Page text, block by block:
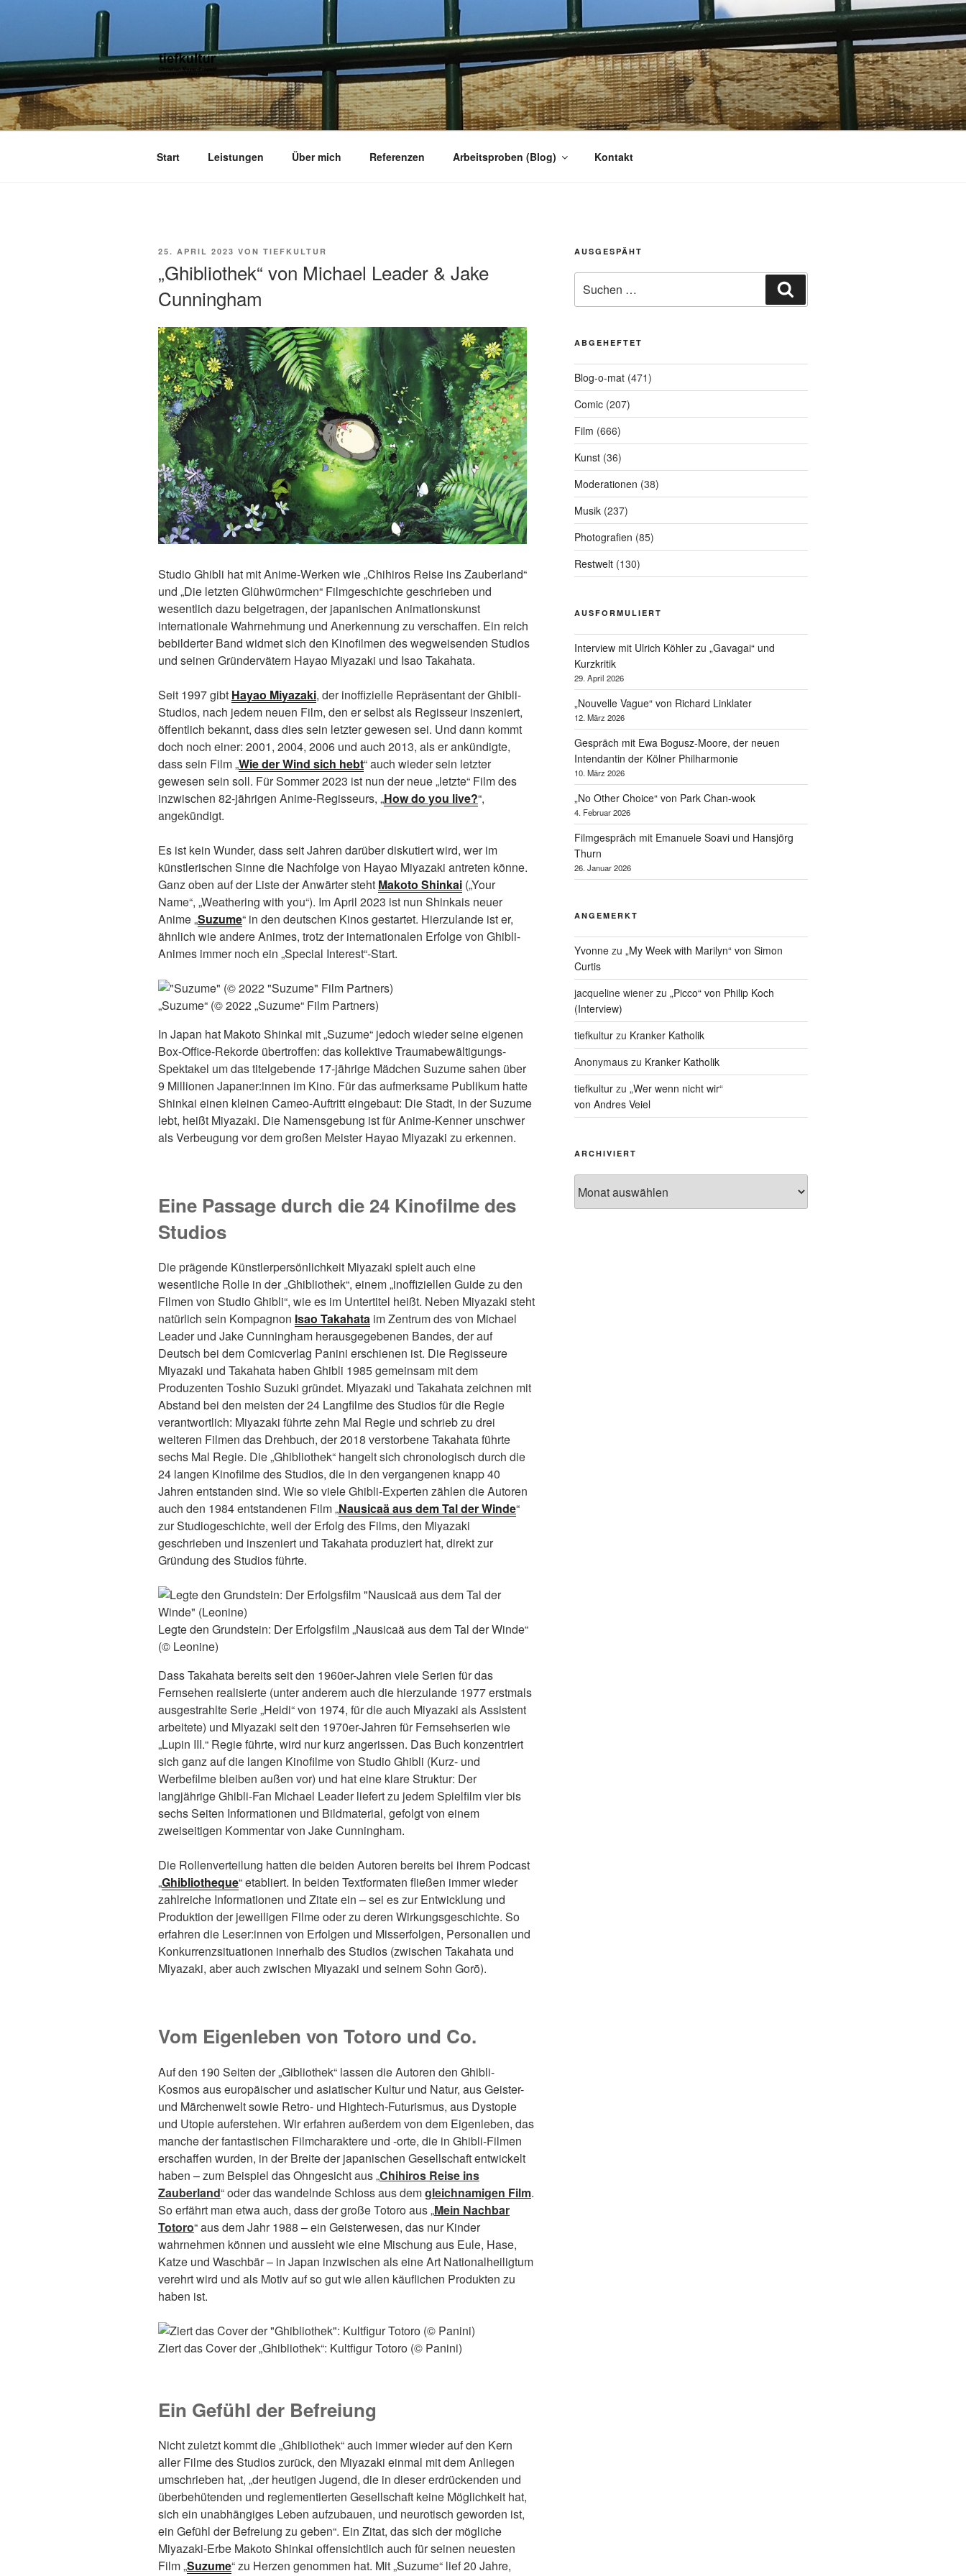
TIEFKULTUR
kulturjournalist kurator moderator
Start Leistungen Über mich Referenzen Arbeitsproben (Blog) Kontakt
VERÖFFENTLICHT
25. APRIL 2023 VON TIEFKULTUR
„Ghibliothek“ von Michael Leader & Jake
Cunningham
Studio Ghibli hat mit Anime-Werken wie „Chihiros Reise ins Zauberland“
und „Die letzten Glühwürmchen“ Filmgeschichte geschrieben und
wesentlich dazu beigetragen, der japanischen Animationskunst
internationale Wahrnehmung und Anerkennung zu verschaffen. Ein reich
bebilderter Band widmet sich den Kinofilmen des wegweisenden Studios
und seinen Gründervätern Hayao Miyazaki und Isao Takahata.
Seit 1997 gibt Hayao Miyazaki, der inoffizielle Repräsentant der Ghibli-
Studios, nach jedem neuen Film, den er selbst als Regisseur inszeniert,
öffentlich bekannt, dass dies sein letzter gewesen sei. Und dann kommt
doch noch einer: 2001, 2004, 2006 und auch 2013, als er ankündigte,
dass sein Film „Wie der Wind sich hebt“ auch wieder sein letzter
gewesen sein soll. Für Sommer 2023 ist nun der neue „letzte“ Film des
inzwischen 82-jährigen Anime-Regisseurs, „How do you live?“,
angekündigt.
Es ist kein Wunder, dass seit Jahren darüber diskutiert wird, wer im
künstlerischen Sinne die Nachfolge von Hayao Miyazaki antreten könne.
Ganz oben auf der Liste der Anwärter steht Makoto Shinkai („Your
Name“, „Weathering with you“). Im April 2023 ist nun Shinkais neuer
Anime „Suzume“ in den deutschen Kinos gestartet. Hierzulande ist er,
ähnlich wie andere Animes, trotz der internationalen Erfolge von Ghibli-
Animes immer noch ein „Special Interest“-Start.
„Suzume“ (© 2022 „Suzume“ Film Partners)
In Japan hat Makoto Shinkai mit „Suzume“ jedoch wieder seine eigenen
Box-Office-Rekorde übertroffen: das kollektive Traumabewältigungs-
Spektakel um das titelgebende 17-jährige Mädchen Suzume sahen über
9 Millionen Japaner:innen im Kino. Für das aufmerksame Publikum hatte
Shinkai einen kleinen Cameo-Auftritt eingebaut: Die Stadt, in der Suzume
lebt, heißt Miyazaki. Die Namensgebung ist für Anime-Kenner unschwer
als Verbeugung vor dem großen Meister Hayao Miyazaki zu erkennen.
Eine Passage durch die 24 Kinofilme des
Studios
Die prägende Künstlerpersönlichkeit Miyazaki spielt auch eine
wesentliche Rolle in der „Ghibliothek“, einem „inoffiziellen Guide zu den
Filmen von Studio Ghibli“, wie es im Untertitel heißt. Neben Miyazaki steht
natürlich sein Kompagnon Isao Takahata im Zentrum des von Michael
Leader und Jake Cunningham herausgegebenen Bandes, der auf
Deutsch bei dem Comicverlag Panini erschienen ist. Die Regisseure
Miyazaki und Takahata haben Ghibli 1985 gemeinsam mit dem
Produzenten Toshio Suzuki gründet. Miyazaki und Takahata zeichnen mit
Abstand bei den meisten der 24 Langfilme des Studios für die Regie
verantwortlich: Miyazaki führte zehn Mal Regie und schrieb zu drei
weiteren Filmen das Drehbuch, der 2018 verstorbene Takahata führte
sechs Mal Regie. Die „Ghibliothek“ hangelt sich chronologisch durch die
24 langen Kinofilme des Studios, die in den vergangenen knapp 40
Jahren entstanden sind. Wie so viele Ghibli-Experten zählen die Autoren
auch den 1984 entstandenen Film „Nausicaä aus dem Tal der Winde“
zur Studiogeschichte, weil der Erfolg des Films, den Miyazaki
geschrieben und inszeniert und Takahata produziert hat, direkt zur
Gründung des Studios führte.
Legte den Grundstein: Der Erfolgsfilm „Nausicaä aus dem Tal der Winde“
(© Leonine)
Dass Takahata bereits seit den 1960er-Jahren viele Serien für das
Fernsehen realisierte (unter anderem auch die hierzulande 1977 erstmals
ausgestrahlte Serie „Heidi“ von 1974, für die auch Miyazaki als Assistent
arbeitete) und Miyazaki seit den 1970er-Jahren für Fernsehserien wie
„Lupin III.“ Regie führte, wird nur kurz angerissen. Das Buch konzentriert
sich ganz auf die langen Kinofilme von Studio Ghibli (Kurz- und
Werbefilme bleiben außen vor) und hat eine klare Struktur: Der
langjährige Ghibli-Fan Michael Leader liefert zu jedem Spielfilm vier bis
sechs Seiten Informationen und Bildmaterial, gefolgt von einem
zweiseitigen Kommentar von Jake Cunningham.
Die Rollenverteilung hatten die beiden Autoren bereits bei ihrem Podcast
„Ghibliotheque“ etabliert. In beiden Textformaten fließen immer wieder
zahlreiche Informationen und Zitate ein – sei es zur Entwicklung und
Produktion der jeweiligen Filme oder zu deren Wirkungsgeschichte. So
erfahren die Leser:innen von Erfolgen und Misserfolgen, Personalien und
Konkurrenzsituationen innerhalb des Studios (zwischen Takahata und
Miyazaki, aber auch zwischen Miyazaki und seinem Sohn Gorō).
Vom Eigenleben von Totoro und Co.
Auf den 190 Seiten der „Gibliothek“ lassen die Autoren den Ghibli-
Kosmos aus europäischer und asiatischer Kultur und Natur, aus Geister-
und Märchenwelt sowie Retro- und Hightech-Futurismus, aus Dystopie
und Utopie auferstehen. Wir erfahren außerdem von dem Eigenleben, das
manche der fantastischen Filmcharaktere und -orte, die in Ghibli-Filmen
erschaffen wurden, in der Breite der japanischen Gesellschaft entwickelt
haben – zum Beispiel das Ohngesicht aus „Chihiros Reise ins
Zauberland“ oder das wandelnde Schloss aus demgleichnamigen Film.
So erfährt man etwa auch, dass der große Totoro aus „Mein Nachbar
Totoro“ aus dem Jahr 1988 – ein Geisterwesen, das nur Kinder
wahrnehmen können und aussieht wie eine Mischung aus Eule, Hase,
Katze und Waschbär – in Japan inzwischen als eine Art Nationalheiligtum
verehrt wird und als Motiv auf so gut wie allen käuflichen Produkten zu
haben ist.
Ziert das Cover der „Ghibliothek“: Kultfigur Totoro (© Panini)
Ein Gefühl der Befreiung
Nicht zuletzt kommt die „Ghibliothek“ auch immer wieder auf den Kern
aller Filme des Studios zurück, den Miyazaki einmal mit dem Anliegen
umschrieben hat, „der heutigen Jugend, die in dieser erdrückenden und
überbehütenden und reglementierten Gesellschaft keine Möglichkeit hat,
sich ein unabhängiges Leben aufzubauen, und neurotisch geworden ist,
ein Gefühl der Befreiung zu geben“. Ein Zitat, das sich der mögliche
Miyazaki-Erbe Makoto Shinkai offensichtlich auch für seinen neuesten
Film „Suzume“ zu Herzen genommen hat. Mit „Suzume“ lief 20 Jahre,
AUSGESPÄHT
nach:
ABGEHEFTET
Blog-o-mat(471)
Comic(207)
Film (666)
Kunst(36)
Moderationen (38)
Musik(237)
Photografien (85)
Restwelt(130)
AUSFORMULIERT
Interview mit Ulrich Köhler zu „Gavagai“ und
Kurzkritik
29. April 2026
„Nouvelle Vague“ von Richard Linklater
12. März 2026
Gespräch mit Ewa Bogusz-Moore, der neuen
Intendantin der Kölner Philharmonie
10. März 2026
„No Other Choice“ von Park Chan-wook
4. Februar 2026
Filmgespräch mit Emanuele Soavi und Hansjörg
Thurn
26. Januar 2026
ANGEMERKT
Yvonnezu „My Week with Marilyn“ von Simon
Curtis
jacqueline wienerzu „Picco“ von Philip Koch
(Interview)
tiefkulturzu Kranker Katholik
Anonymauszu Kranker Katholik
tiefkulturzu „Wer wenn nicht wir“
von Andres Veiel
ARCHIVIERT